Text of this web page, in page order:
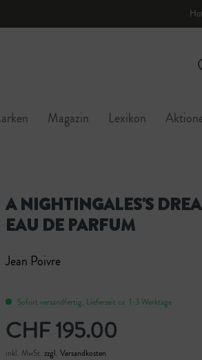
Magazin Lexikon
A NIGHTINGALES'S
EAU DE PARFUM
Jean Poivre
Sofort versandfertig, Lieferzeit ca. 1-3 Werktage
CHF 195.00
inkl. MwSt.zzgl. Versandkosten